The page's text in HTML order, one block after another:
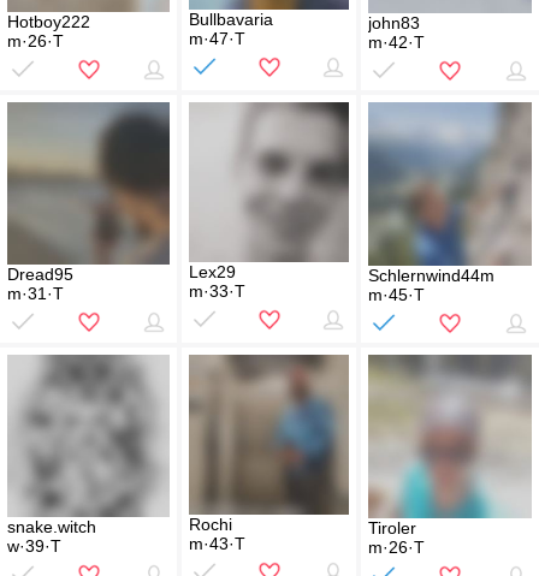
Hotboy222
m·26·T
Bullbavaria
m·47·T
john83
m·42·T
Dread95
m·31·T
Lex29
m·33·T
Schlernwind44m
m·45·T
snake.witch
w·39·T
Rochi
m·43·T
Tiroler
m·26·T